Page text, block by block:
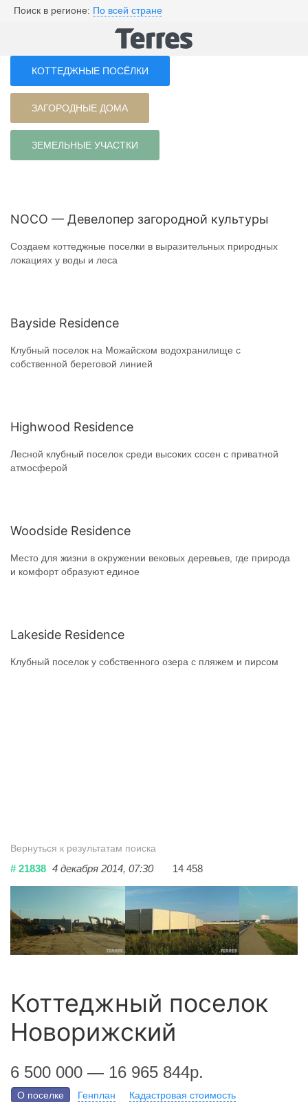
Поиск в регионе: По всей стране
КОТТЕДЖНЫЕ ПОСЁЛКИ
ЗАГОРОДНЫЕ ДОМА
ЗЕМЕЛЬНЫЕ УЧАСТКИ
NOCO — Девелопер загородной культуры
Создаем коттеджные поселки в выразительных природных
локациях у воды и леса
Bayside Residence
Клубный поселок на Можайском водохранилище с
собственной береговой линией
Highwood Residence
Лесной клубный поселок среди высоких сосен с приватной
атмосферой
Woodside Residence
Место для жизни в окружении вековых деревьев, где природа
и комфорт образуют единое
Lakeside Residence
Клубный поселок у собственного озера с пляжем и пирсом
Вернуться к результатам поиска
# 21838 4 декабря 2014, 07:30 14 458
Коттеджный поселок
Новорижский
6 500 000 — 16 965 844р.
О поселке Генплан Кадастровая стоимость